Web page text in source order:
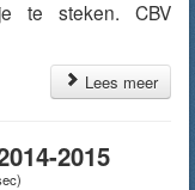
te steken. CBV
Lees meer
2015